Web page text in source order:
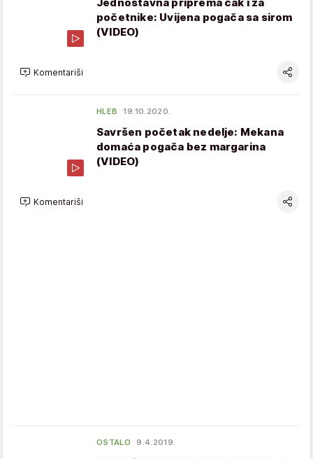
početnike: Uvijena pogača sa sirom
(VIDEO)
Komentariši
HLEB 19.10.2020.
Savršen početak nedelje: Mekana
domaća pogača bez margarina
(VIDEO)
Komentariši
OSTALO 9.4.2019.